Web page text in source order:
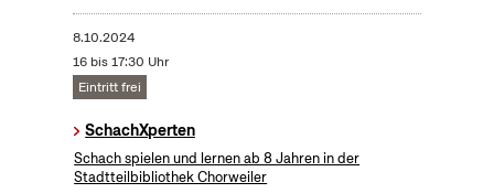
8.10.2024
16 bis 17:30 Uhr
Eintritt frei
SchachXperten
Schach spielen und lernen ab 8 Jahren in der
Stadtteilbibliothek Chorweiler